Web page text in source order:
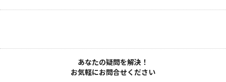
あなたの疑問を解決！
お気軽にお問合せください